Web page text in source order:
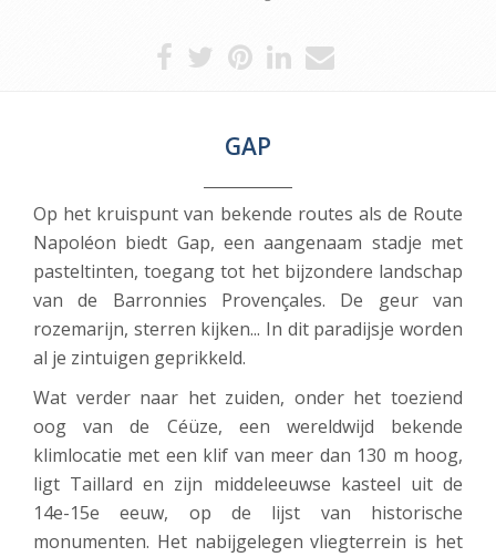
GAP
Op het kruispunt van bekende routes als de Route
Napoléon biedt Gap, een aangenaam stadje met
pasteltinten, toegang tot het bijzondere landschap
van de Barronnies Provençales. De geur van
rozemarijn, sterren kijken... In dit paradijsje worden
al je zintuigen geprikkeld.
Wat verder naar het zuiden, onder het toeziend
oog van de Céüze, een wereldwijd bekende
klimlocatie met een klif van meer dan 130 m hoog,
ligt Taillard en zijn middeleeuwse kasteel uit de
14e-15e eeuw, op de lijst van historische
monumenten. Het nabijgelegen vliegterrein is het